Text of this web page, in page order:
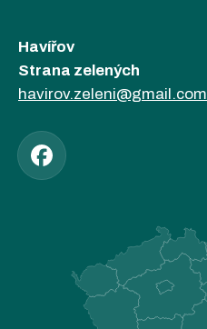
Havířov
Strana zelených
havirov.zeleni@gmail.com